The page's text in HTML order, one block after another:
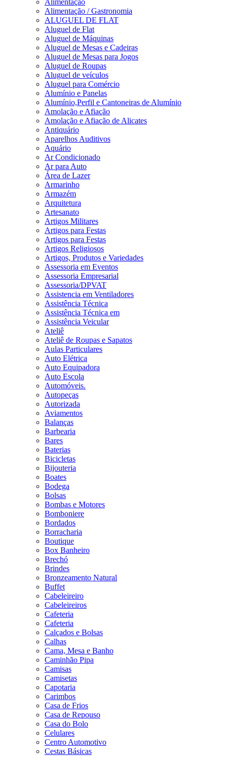
Alimentação
Alimentação / Gastronomia
ALUGUEL DE FLAT
Aluguel de Flat
Aluguel de Máquinas
Aluguel de Mesas e Cadeiras
Aluguel de Mesas para Jogos
Aluguel de Roupas
Aluguel de veículos
Aluguel para Comércio
Alumínio e Panelas
Alumínio,Perfil e Cantoneiras de Alumínio
Amolação e Afiação
Amolação e Afiação de Alicates
Antiquário
Aparelhos Auditivos
Aquário
Ar Condicionado
Ar para Auto
Área de Lazer
Armarinho
Armazém
Arquitetura
Artesanato
Artigos Militares
Artigos para Festas
Artigos para Festas
Artigos Religiosos
Artigos, Produtos e Variedades
Assessoria em Eventos
Assessoria Empresarial
Assessoria/DPVAT
Assistencia em Ventiladores
Assistência Técnica
Assistência Técnica em
Assistência Veicular
Ateliê
Ateliê de Roupas e Sapatos
Aulas Particulares
Auto Elétrica
Auto Equipadora
Auto Escola
Automóveis.
Autopeças
Autorizada
Aviamentos
Balanças
Barbearia
Bares
Baterias
Bicicletas
Bijouteria
Boates
Bodega
Bolsas
Bombas e Motores
Bomboniere
Bordados
Borracharia
Boutique
Box Banheiro
Brechó
Brindes
Bronzeamento Natural
Buffet
Cabeleireiro
Cabeleireiros
Cafeteria
Cafeteria
Calçados e Bolsas
Calhas
Cama, Mesa e Banho
Caminhão Pipa
Camisas
Camisetas
Capotaria
Carimbos
Casa de Frios
Casa de Repouso
Casa do Bolo
Celulares
Centro Automotivo
Cestas Básicas